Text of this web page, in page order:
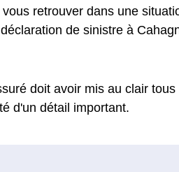
retrouver dans une
de sinistre à
doit avoir mis au clair
d'un détail important.